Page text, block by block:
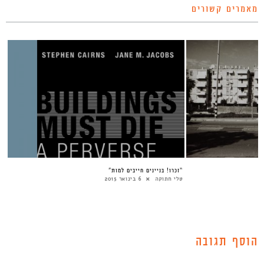
מאמרים קשורים
“זכרו! בניינים חייבים למות”
טלי חתוקה 6 בינואר 2015
הוסף תגובה